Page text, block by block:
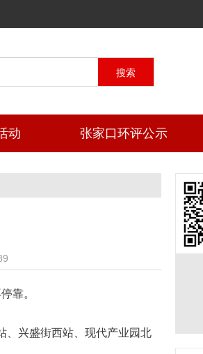
搜索
动 张家口环评公示
靠。
兴盛街西站、现代产业园北